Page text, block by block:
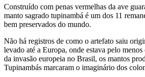
Construído com penas vermelhas da ave
manto sagrado tupinambá é um dos 11
bem preservados do mundo.
Não há registros de como o artefato saiu
levado até a Europa, onde estava pelo
da invasão europeia no Brasil, os mantos
Tupinambás marcaram o imaginário dos